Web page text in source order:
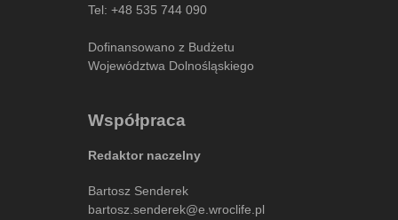
Tel: +48 535 744 090
Dofinansowano z Budżetu
Województwa Dolnośląskiego
Współpraca
Redaktor naczelny
Bartosz Senderek
bartosz.senderek@e.wroclife.pl